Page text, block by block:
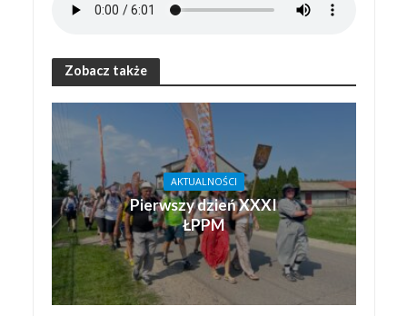
Zobacz także
AKTUALNOŚCI
Pierwszy dzień XXXI
ŁPPM